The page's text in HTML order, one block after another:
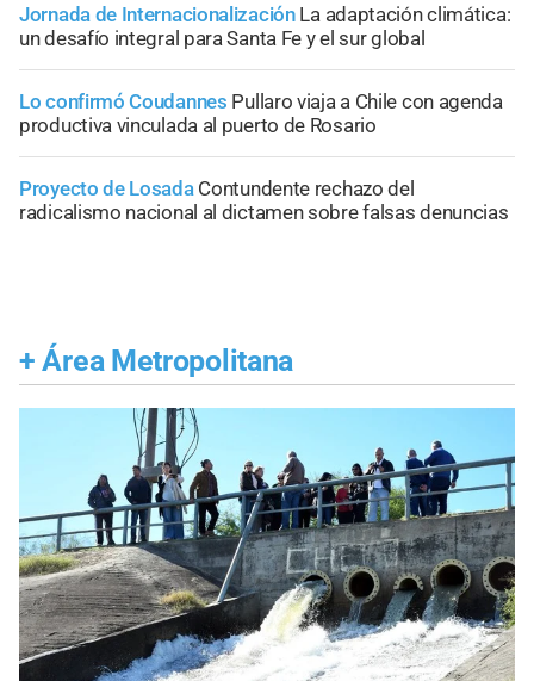
Jornada de Internacionalización La adaptación climática:
un desafío integral para Santa Fe y el sur global
Lo confirmó Coudannes Pullaro viaja a Chile con agenda
productiva vinculada al puerto de Rosario
Proyecto de Losada Contundente rechazo del
radicalismo nacional al dictamen sobre falsas denuncias
+ Área Metropolitana